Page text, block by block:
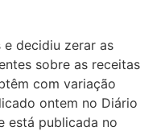
decidiu zerar as
sobre as receitas
com variação
ontem no Diário
está publicada no